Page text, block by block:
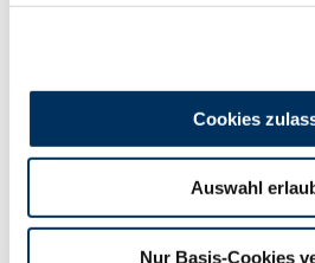
Cookies
Auswahl
Nur Basis-Cookies
trockenen Fundamenten und
belgischer Stammkunde hatte
Mitbietern auch nicht
Zuschlag zum Gebot von
dahinter folgte mit einem